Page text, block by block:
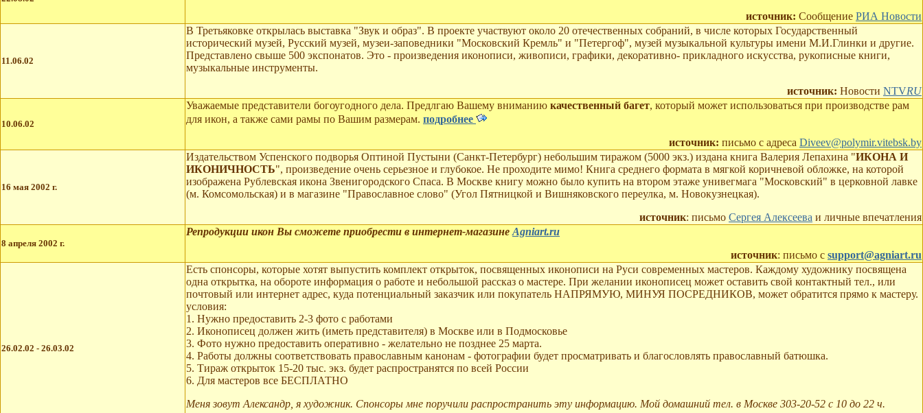
источник: Сообщение РИА Новости
11.06.02
В Третьяковке открылась выставка "Звук и образ". В проекте участвуют около 20 отечественных собраний, в числе которых Государственный
исторический музей, Русский музей, музеи-заповедники "Московский Кремль" и "Петергоф", музей музыкальной культуры имени М.И.Глинки и другие.
Представлено свыше 500 экспонатов. Это - произведения иконописи, живописи, графики, декоративно- прикладного искусства, рукописные книги,
музыкальные инструменты.
источник: Новости NTVRU
10.06.02
Уважаемые представители богоугодного дела. Предлгаю Вашему вниманию качественный багет, который может использоваться при производстве рам
для икон, а также сами рамы по Вашим размерам. подробнее
источник: письмо с адреса Diveev@polymir.vitebsk.by
16 мая 2002 г.
Издательством Успенского подворья Оптиной Пустыни (Санкт-Петербург) небольшим тиражом (5000 экз.) издана книга Валерия Лепахина "ИКОНА И
ИКОНИЧНОСТЬ", произведение очень серьезное и глубокое. Не проходите мимо! Книга среднего формата в мягкой коричневой обложке, на которой
изображена Рублевская икона Звенигородского Спаса. В Москве книгу можно было купить на втором этаже унивегмага "Московский" в церковной лавке
(м. Комсомольская) и в магазине "Православное слово" (Угол Пятницкой и Вишняковского переулка, м. Новокузнецкая).
источник: письмо Сергея Алексеева и личные впечатления
8 апреля 2002 г.
Репродукции икон Вы сможете приобрести в интернет-магазине Agniart.ru
источник: письмо c support@agniart.ru
26.02.02 - 26.03.02
Есть спонсоры, которые хотят выпустить комплект открыток, посвященных иконописи на Руси современных мастеров. Каждому художнику посвящена
одна открытка, на обороте информация о работе и небольшой рассказ о мастере. При желании иконописец может оставить свой контактный тел., или
почтовый или интернет адрес, куда потенциальный заказчик или покупатель НАПРЯМУЮ, МИНУЯ ПОСРЕДНИКОВ, может обратится прямо к мастеру.
условия:
1. Нужно предоставить 2-3 фото с работами
2. Иконописец должен жить (иметь представителя) в Москве или в Подмосковье
3. Фото нужно предоставить оперативно - желательно не позднее 25 марта.
4. Работы должны соответствовать православным канонам - фотографии будет просматривать и благословлять православный батюшка.
5. Тираж открыток 15-20 тыс. экз. будет распространятся по всей России
6. Для мастеров все БЕСПЛАТНО
Меня зовут Александр, я художник. Спонсоры мне поручили распространить эту информацию. Мой домашний тел. в Москве 303-20-52 с 10 до 22 ч.